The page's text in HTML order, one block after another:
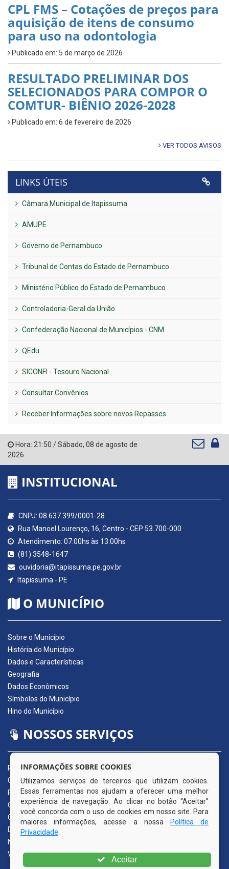
CPL FMS – Cotações de preços para
aquisição de itens de consumo
para uso na odontologia
Publicado em: 5 de março de 2026
RESULTADO PRELIMINAR DOS
SELECIONADOS PARA COMPOR O
COMTUR- BIÊNIO 2026-2028
Publicado em: 6 de fevereiro de 2026
VER TODOS AVISOS
LINKS ÚTEIS
Câmara Municipal de Itapissuma
AMUPE
Governo de Pernambuco
Tribunal de Contas do Estado de Pernambuco
Ministério Público do Estado de Pernambuco
Controladoria-Geral da União
Confederação Nacional de Municípios - CNM
QEdu
SICONFI - Tesouro Nacional
Consultar Convênios
Receber Informações sobre novos Repasses
Hora: 21:50 /Sábado, 08 de agosto de
2026
INSTITUCIONAL
CNPJ: 08.637.399/0001-28
Rua Manoel Lourenço, 16, Centro - CEP 53.700-000
Atendimento: 07:00hs às 13:00hs
(81) 3548-1647
ouvidoria@itapissuma.pe.gov.br
Itapissuma - PE
O MUNICÍPIO
Sobre o Município
História do Município
Dados e Características
Geografia
Dados Econômicos
Símbolos do Município
Hino do Município
NOSSOS SERVIÇOS
Portal da Transparência
Carta de Serviços ao Usuário
Pedido de Acesso à Informação (e-SIC)
Ouvidoria Municipal
Quadro de Avisos
Diário Oficial da AMUPE
Nota Fiscal Eletrônica
Validador Nota Fiscal
INFORMAÇÕES SOBRE COOKIES
Utilizamos serviços de terceiros que utilizam cookies.
Essas ferramentas nos ajudam a oferecer uma melhor
experiência de navegação. Ao clicar no botão “Aceitar”
você concorda com o uso de cookies em nosso site. Para
maiores informações, acesse a nossa
Política de
Privacidade
Aceitar